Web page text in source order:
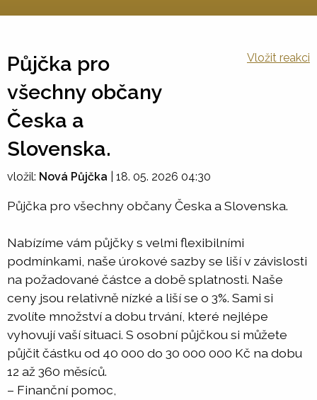
Půjčka pro
všechny občany
Česka a
Slovenska.
Vložit reakci
vložil: Nová Půjčka 18. 05. 2026 04:30
Půjčka pro všechny občany Česka a Slovenska.
Nabízíme vám půjčky s velmi flexibilními
podmínkami, naše úrokové sazby se liší v závislosti
na požadované částce a době splatnosti. Naše
ceny jsou relativně nízké a liší se o 3%. Sami si
zvolíte množství a dobu trvání, které nejlépe
vyhovují vaší situaci. S osobní půjčkou si můžete
půjčit částku od 40 000 do 30 000 000 Kč na dobu
12 až 360 měsíců.
– Finanční pomoc,